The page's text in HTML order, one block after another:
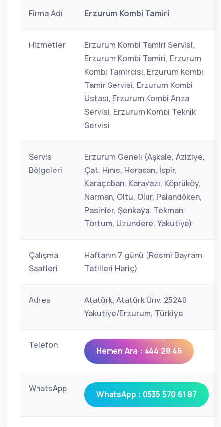
Firma Adı Erzurum Kombi Tamiri
Hizmetler
Erzurum Kombi Tamiri Servisi,
Erzurum Kombi Tamiri, Erzurum
Kombi Tamircisi, Erzurum Kombi
Tamir Servisi, Erzurum Kombi
Ustası, Erzurum Kombi Arıza
Servisi, Erzurum Kombi Teknik
Servisi
Servis
Bölgeleri
Erzurum Geneli (Aşkale, Aziziye,
Çat, Hınıs, Horasan, İspir,
Karaçoban, Karayazı, Köprüköy,
Narman, Oltu, Olur, Palandöken,
Pasinler, Şenkaya, Tekman,
Tortum, Uzundere, Yakutiye)
Çalışma
Saatleri
Haftanın 7 günü (Resmi Bayram
Tatilleri Hariç)
Adres
Atatürk, Atatürk Ünv. 25240
Yakutiye/Erzurum, Türkiye
Telefon
Hemen Ara : 444 28 46
WhatsApp
WhatsApp : 0535 570 61 87